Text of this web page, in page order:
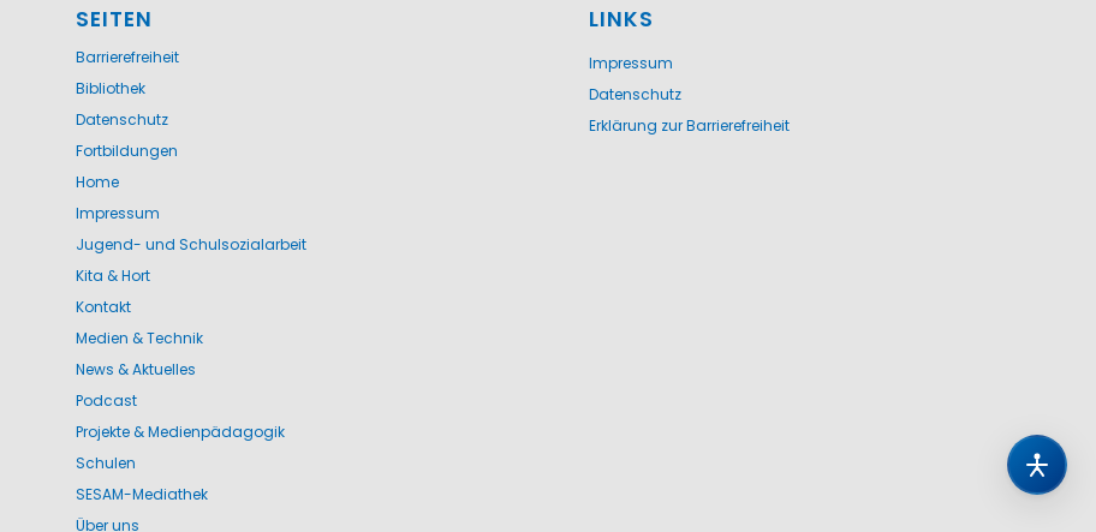
SEITEN
Barrierefreiheit
Bibliothek
Datenschutz
Fortbildungen
Home
Impressum
Jugend- und Schulsozialarbeit
Kita & Hort
Kontakt
Medien & Technik
News & Aktuelles
Podcast
Projekte & Medienpädagogik
Schulen
SESAM-Mediathek
Über uns
LINKS
Impressum
Datenschutz
Erklärung zur Barrierefreiheit